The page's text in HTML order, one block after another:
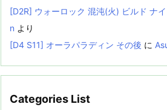
[D2R] ウォーロック 混沌(火) ビルド ナ
n より
[D4 S11] オーラパラディン その後 に
Categories List